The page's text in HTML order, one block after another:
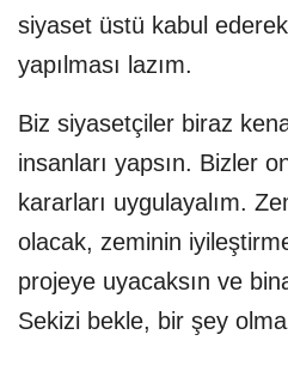
siyaset üstü kabul
yapılması lazım.
Biz siyasetçiler biraz
insanları yapsın. Bizler
kararları uygulayalım.
olacak, zeminin
projeye uyacaksın ve
Sekizi bekle, bir şey